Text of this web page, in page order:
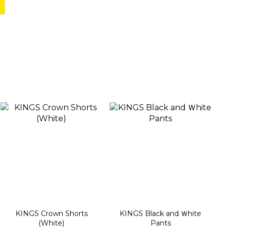
KINGS Crown Shorts
(White)
KINGS Black and Ｗhite
Pants